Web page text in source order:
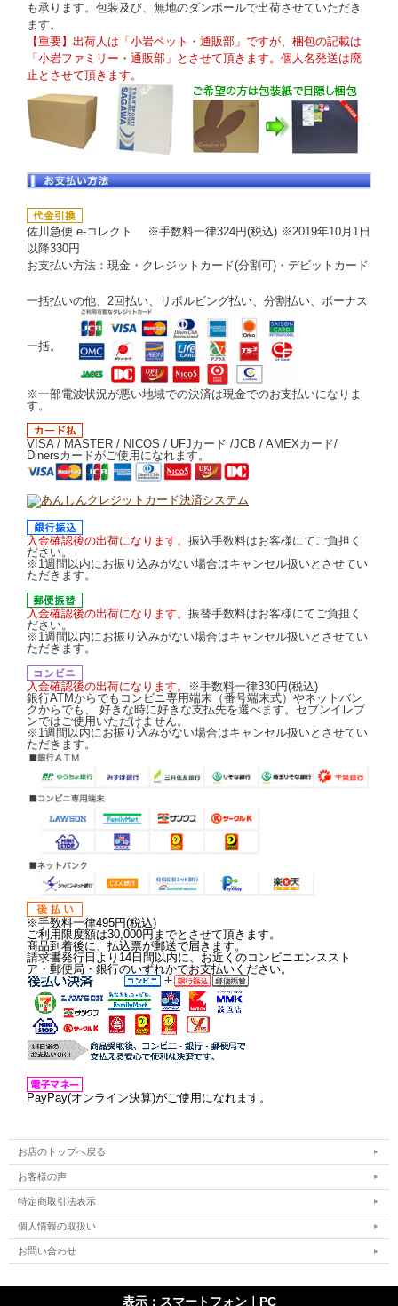
も承ります。包装及び、無地のダンボールで出荷させていただき
ます。
【重要】出荷人は「小岩ペット・通販部」ですが、梱包の記載は
「小岩ファミリー・通販部」とさせて頂きます。個人名発送は廃
止とさせて頂きます。
佐川急便 e-コレクト ※手数料一律324円(税込) ※2019年10月1日
以降330円
お支払い方法：現金・クレジットカード(分割可)・デビットカード
一括払いの他、2回払い、リボルビング払い、分割払い、ボーナス
一括。
※一部電波状況が悪い地域での決済は現金でのお支払いになりま
す。
VISA / MASTER / NICOS / UFJカード /JCB / AMEXカード/
Dinersカードがご使用になれます。
入金確認後の出荷になります。 振込手数料はお客様にてご負担く
ださい。
※1週間以内にお振り込みがない場合はキャンセル扱いとさせてい
ただきます。
入金確認後の出荷になります。 振替手数料はお客様にてご負担く
ださい。
※1週間以内にお振り込みがない場合はキャンセル扱いとさせてい
ただきます。
入金確認後の出荷になります。
※手数料一律330円(税込)
銀行ATMからでもコンビニ専用端末（番号端末式）やネットバン
クからでも、 好きな時に好きな支払先を選べます。セブンイレブ
ンではご使用いただけません。
※1週間以内にお振り込みがない場合はキャンセル扱いとさせてい
ただきます。
※手数料一律495円(税込)
ご利用限度額は30,000円までとさせて頂きます。
商品到着後に、払込票が郵送で届きます。
請求書発行日より14日間以内に、お近くのコンビニエンススト
ア・郵便局・銀行のいずれかでお支払いください。
PayPay(オンライン決算)がご使用になれます。
お店のトップへ戻る
お客様の声
特定商取引法表示
個人情報の取扱い
お問い合わせ
表示：スマートフォン｜ PC